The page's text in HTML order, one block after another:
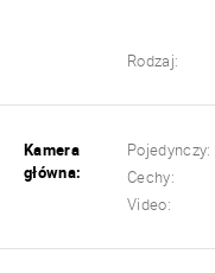
Rodzaj:
Kamera
główna:
Pojedynczy:
Cechy:
Video: